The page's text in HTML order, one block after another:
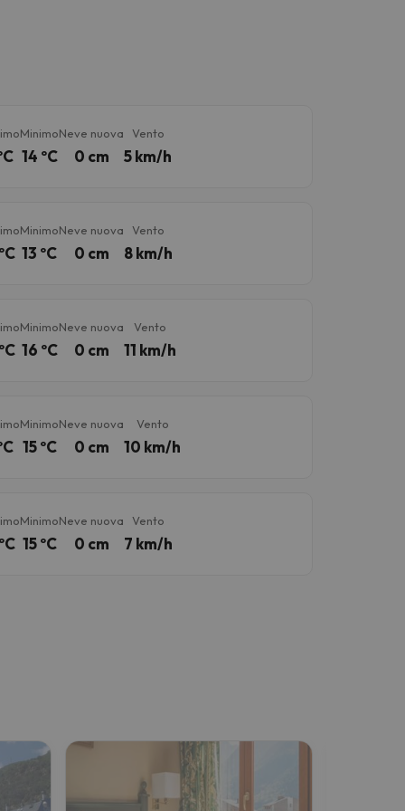
Minimo
14 ºC
Neve nuova
0 cm
Vento
5 km/h
Minimo
13 ºC
Neve nuova
0 cm
Vento
8 km/h
Minimo
16 ºC
Neve nuova
0 cm
Vento
11 km/h
Minimo
15 ºC
Neve nuova
0 cm
Vento
10 km/h
Minimo
15 ºC
Neve nuova
0 cm
Vento
7 km/h